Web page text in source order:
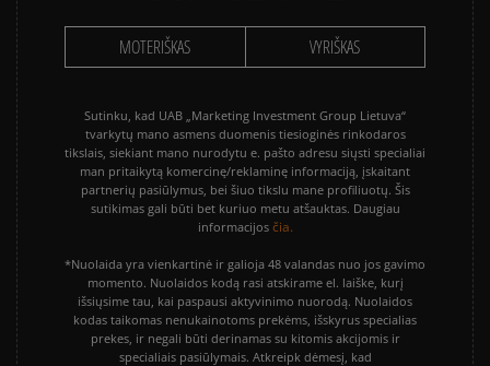
MOTERIŠKAS VYRIŠKAS
Sutinku, kad UAB „Marketing Investment Group Lietuva“
tvarkytų mano asmens duomenis tiesioginės rinkodaros
tikslais, siekiant mano nurodytu e. pašto adresu siųsti specialiai
man pritaikytą komercinę/reklaminę informaciją, įskaitant
partnerių pasiūlymus, bei šiuo tikslu mane profiliuotų. Šis
sutikimas gali būti bet kuriuo metu atšauktas. Daugiau
informacijos čia.
*Nuolaida yra vienkartinė ir galioja 48 valandas nuo jos gavimo
momento. Nuolaidos kodą rasi atskirame el. laiške, kurį
išsiųsime tau, kai paspausi aktyvinimo nuorodą. Nuolaidos
kodas taikomas nenukainotoms prekėms, išskyrus specialias
prekes, ir negali būti derinamas su kitomis akcijomis ir
specialiais pasiūlymais. Atkreipk dėmesį, kad